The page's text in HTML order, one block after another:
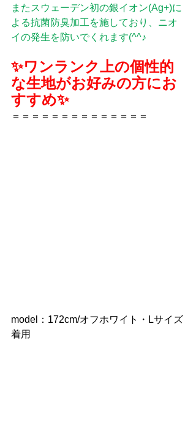
またスウェーデン初の銀イオン(Ag+)に
よる抗菌防臭加工を施しており、ニオ
イの発生を防いでくれます(^^♪
✨ワンランク上の個性的
な生地がお好みの方にお
すすめ✨
＝＝＝＝＝＝＝＝＝＝＝＝＝＝
model：172cm/オフホワイト・Lサイズ
着用